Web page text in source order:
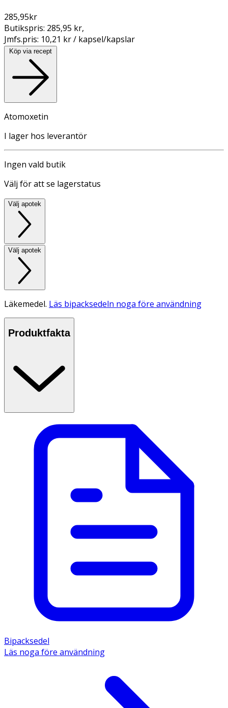
285,95kr
Butikspris: 285,95 kr,
Jmfs.pris: 10,21 kr / kapsel/kapslar
Köp via recept
Atomoxetin
I lager hos leverantör
Ingen vald butik
Välj för att se lagerstatus
Välj apotek
Välj apotek
Läkemedel. Läs bipacksedeln noga före användning
Produktfakta
Bipacksedel
Läs noga före användning